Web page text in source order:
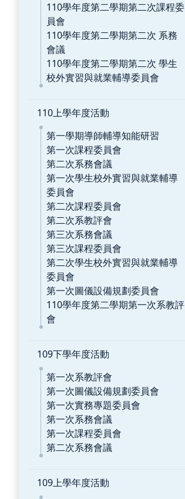
110學年度第二學期第二次課程委
員會
110學年度第二學期第二次 系務
會議
110學年度第二學期第二次 學生
校外實習與就業輔導委員會
110上學年度活動
第一學期導師輔導知能研習
第一次課程委員會
第二次系務會議
第一次學生校外實習與就業輔導
委員會
第二次課程委員會
第二次系教評會
第三次系務會議
第三次課程委員會
第二次學生校外實習與就業輔導
委員會
第一次圖儀設備規劃委員會
110學年度第二學期第一次系教評
會
109下學年度活動
第一次系教評會
第一次圖儀設備規劃委員會
第一次實務專題委員會
第一次系務會議
第一次課程委員會
第二次系務會議
109上學年度活動